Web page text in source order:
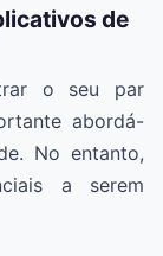
de
o seu par
abordá-
No entanto,
a serem